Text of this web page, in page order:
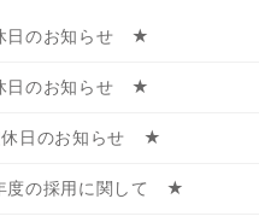
のお知らせ ★
のお知らせ ★
日のお知らせ ★
の採用に関して ★